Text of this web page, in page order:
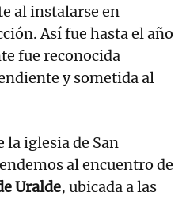
al instalarse en
Así fue hasta el año
fue reconocida
y sometida al
la iglesia de San
al encuentro de
Uralde, ubicada a las